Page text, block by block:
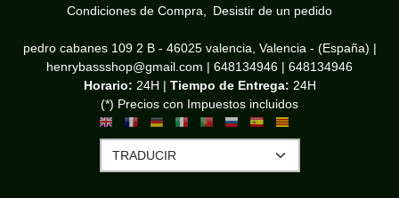
Condiciones de Compra
Desistir de un pedido
pedro cabanes 109 2 B - 46025 valencia, Valencia - (España) |
henrybassshop@gmail.com | 648134946 | 648134946
Horario: 24H | Tiempo de Entrega: 24H
(*) Precios con Impuestos incluidos